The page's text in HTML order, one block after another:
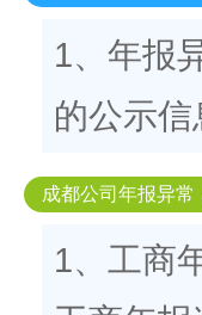
1、年报
的公示信
成都公司年报异常
1、工商